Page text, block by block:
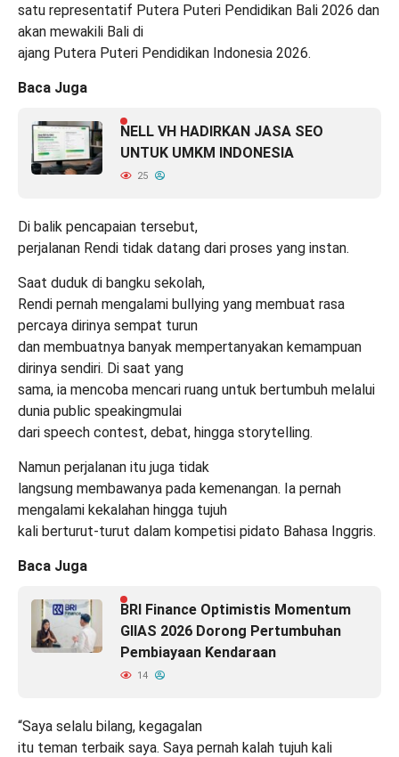
satu representatif Putera Puteri Pendidikan Bali 2026 dan
akan mewakili Bali di
ajang Putera Puteri Pendidikan Indonesia 2026.
Baca Juga
NELL VH HADIRKAN JASA SEO
UNTUK UMKM INDONESIA
25
Di balik pencapaian tersebut,
perjalanan Rendi tidak datang dari proses yang instan.
Saat duduk di bangku sekolah,
Rendi pernah mengalami bullying yang membuat rasa
percaya dirinya sempat turun
dan membuatnya banyak mempertanyakan kemampuan
dirinya sendiri. Di saat yang
sama, ia mencoba mencari ruang untuk bertumbuh melalui
dunia public speakingmulai
dari speech contest, debat, hingga storytelling.
Namun perjalanan itu juga tidak
langsung membawanya pada kemenangan. Ia pernah
mengalami kekalahan hingga tujuh
kali berturut-turut dalam kompetisi pidato Bahasa Inggris.
Baca Juga
BRI Finance Optimistis Momentum
GIIAS 2026 Dorong Pertumbuhan
Pembiayaan Kendaraan
14
“Saya selalu bilang, kegagalan
itu teman terbaik saya. Saya pernah kalah tujuh kali